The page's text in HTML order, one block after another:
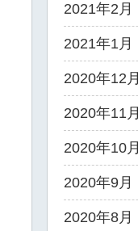
2021年2月
2021年1月
2020年12月
2020年11月
2020年10月
2020年9月
2020年8月